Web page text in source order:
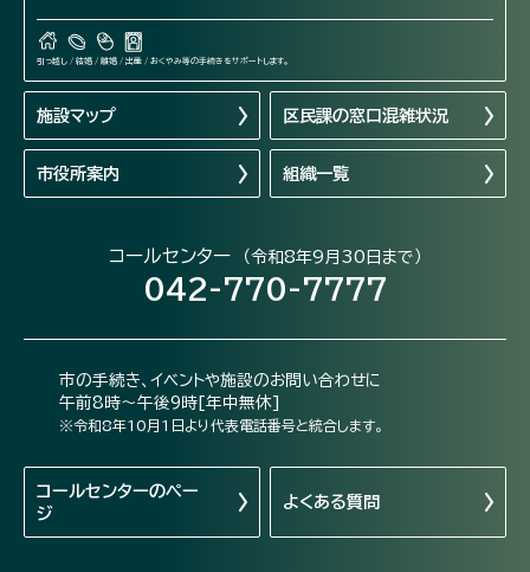
引っ越し / 結婚 / 離婚 / 出産 / おくやみ等の手続きをサポートします。
施設マップ 区民課の窓口混雑状況
市役所案内 組織一覧
コールセンター （令和8年9月30日まで）
042-770-7777
市の手続き、イベントや施設のお問い合わせに
午前8時～午後9時[年中無休]
※令和8年10月1日より代表電話番号と統合します。
コールセンターのペー
ジ
よくある質問